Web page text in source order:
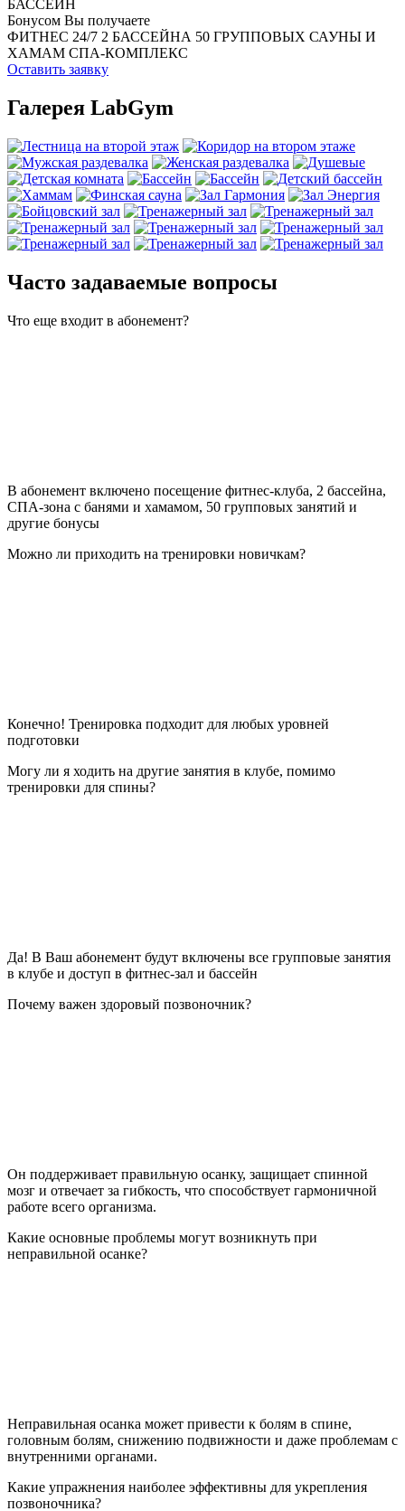
БАССЕЙН
Бонусом Вы получаете
ФИТНЕС 24/7 2 БАССЕЙНА 50 ГРУППОВЫХ САУНЫ И
ХАМАМ СПА-КОМПЛЕКС
Оставить заявку
Галерея LabGym
Часто задаваемые вопросы
Что еще входит в абонемент?
В абонемент включено посещение фитнес-клуба, 2 бассейна,
СПА-зона с банями и хамамом, 50 групповых занятий и
другие бонусы
Можно ли приходить на тренировки новичкам?
Конечно! Тренировка подходит для любых уровней
подготовки
Могу ли я ходить на другие занятия в клубе, помимо
тренировки для спины?
Да! В Ваш абонемент будут включены все групповые занятия
в клубе и доступ в фитнес-зал и бассейн
Почему важен здоровый позвоночник?
Он поддерживает правильную осанку, защищает спинной
мозг и отвечает за гибкость, что способствует гармоничной
работе всего организма.
Какие основные проблемы могут возникнуть при
неправильной осанке?
Неправильная осанка может привести к болям в спине,
головным болям, снижению подвижности и даже проблемам с
внутренними органами.
Какие упражнения наиболее эффективны для укрепления
позвоночника?